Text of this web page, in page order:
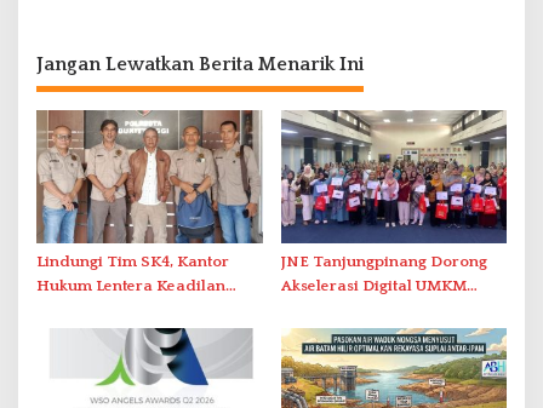
Jangan Lewatkan Berita Menarik Ini
Lindungi Tim SK4, Kantor
Hukum Lentera Keadilan
Perlawanan ke Petugas di
Bukik Batarah
JNE Tanjungpinang Dorong
Akselerasi Digital UMKM
2026